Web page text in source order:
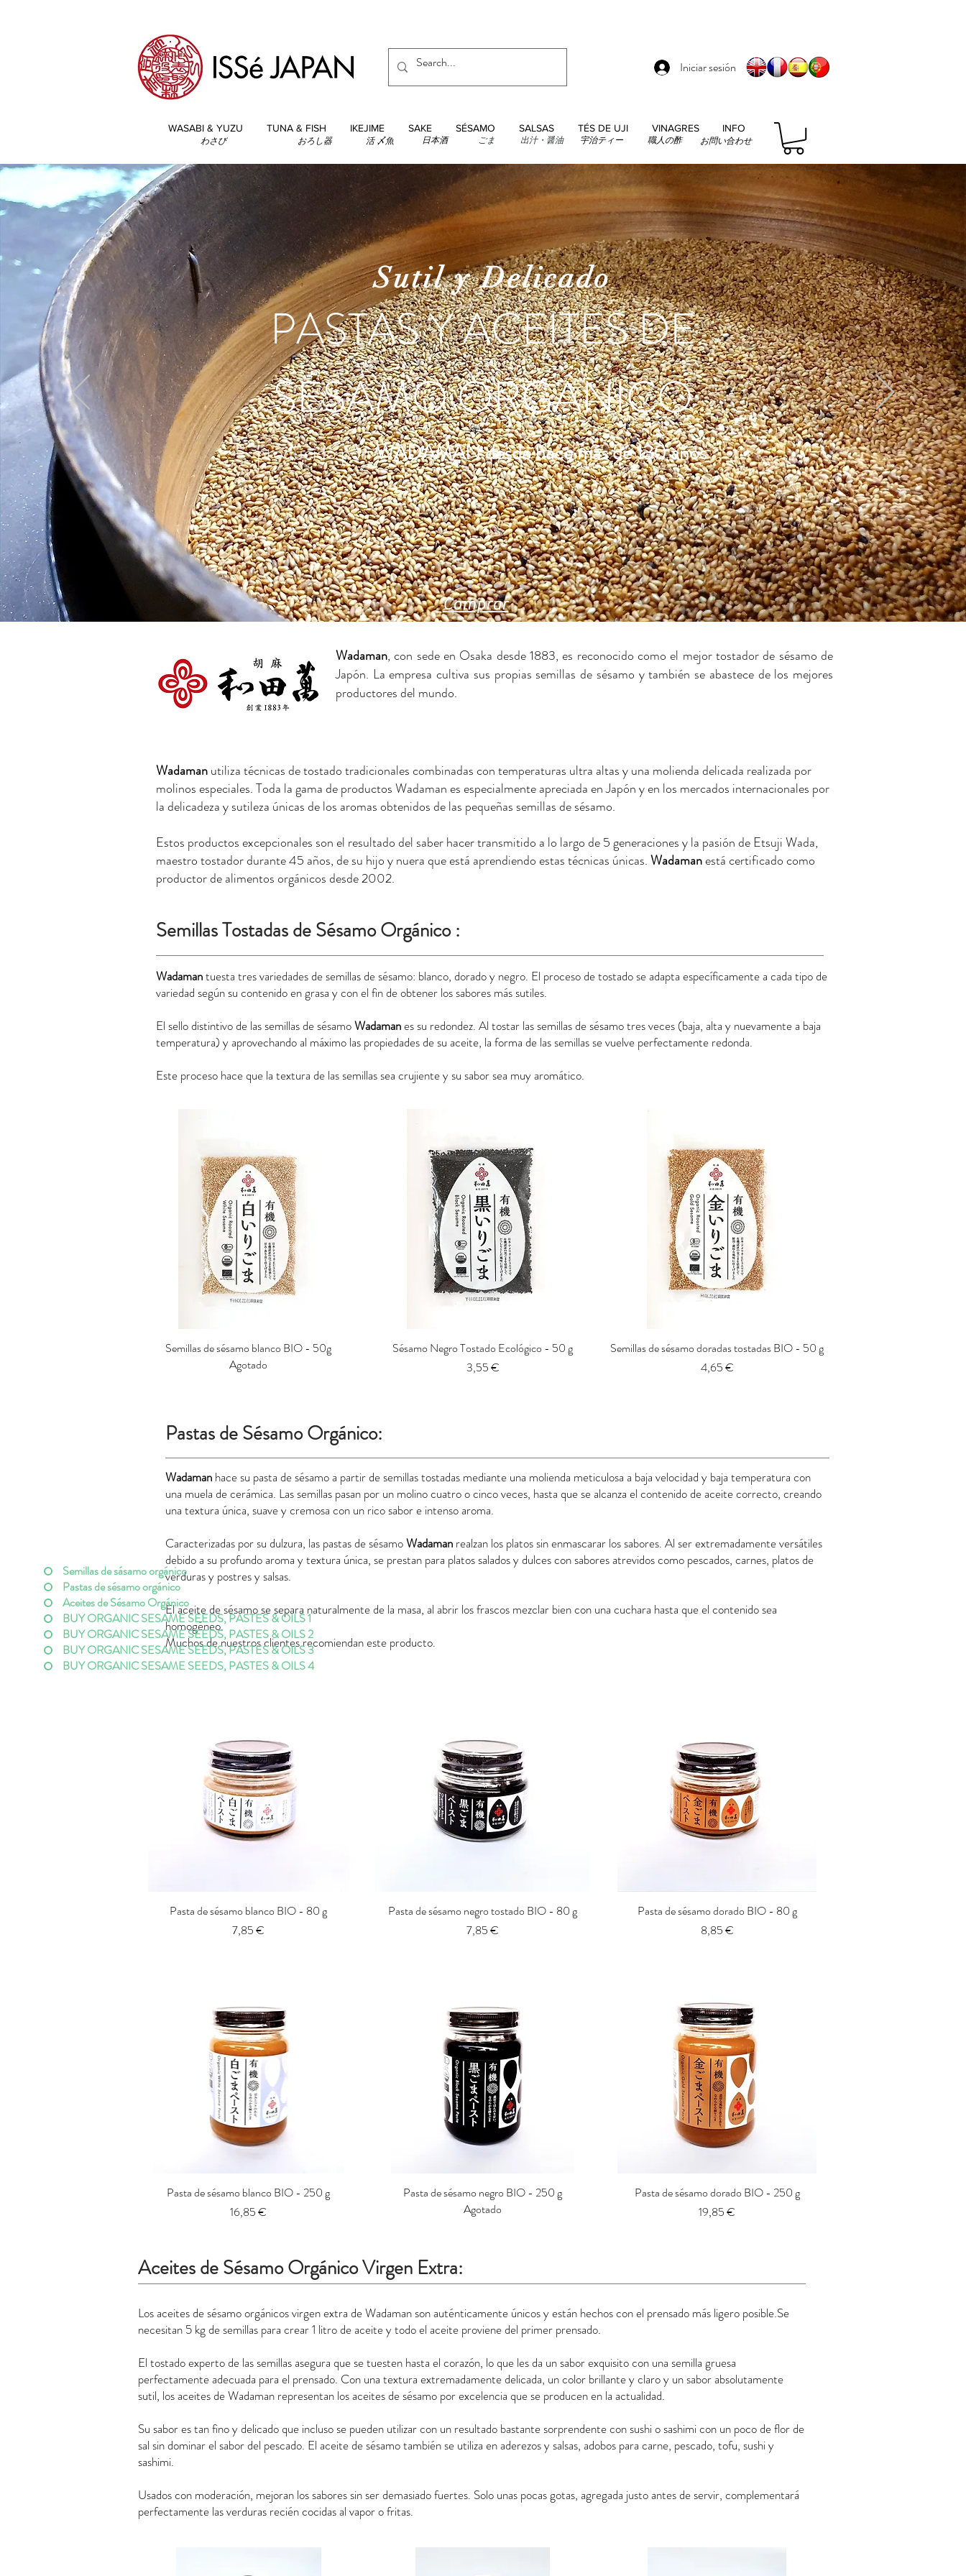
Iniciar sesión
WASABI & YUZU TUNA & FISH IKEJIME SAKE SÉSAMO SALSAS TÉS DE UJI VINAGRES INFO
日本酒 出汁・醤油
ごま 職人の酢
宇治ティー
活 〆魚
おろし器 お問い合わせ
わさび
Semillas de sásamo orgánico
Pastas de sésamo orgánico
Aceites de Sésamo Orgánico
BUY ORGANIC SESAME SEEDS, PASTES & OILS 1
BUY ORGANIC SESAME SEEDS, PASTES & OILS 2
BUY ORGANIC SESAME SEEDS, PASTES & OILS 3
BUY ORGANIC SESAME SEEDS, PASTES & OILS 4
producido porWADAMAN desde hace más de 130 años
PASTAS Y ACEITES DE
SÉSAMO ORGÁNICO
Sutil y Delicado
Comprar
Wadaman, con sede en Osaka desde 1883, es reconocido como el mejor tostador de sésamo de
Japón. La empresa cultiva sus propias semillas de sésamo y también se abastece de los mejores
productores del mundo.
Wadamanutiliza técnicas de tostado tradicionales combinadas con temperaturas ultra altas y una molienda delicada realizada por
molinos especiales. Toda la gama de productos Wadaman es especialmente apreciada en Japón y en los mercados internacionales por
la delicadeza y sutileza únicas de los aromas obtenidos de las pequeñas semillas de sésamo.
Estos productos excepcionales son el resultado del saber hacer transmitido a lo largo de 5 generaciones y la pasión de Etsuji Wada,
maestro tostador durante 45 años, de su hijo y nuera que está aprendiendo estas técnicas únicas.Wadamanestá certificado como
productor de alimentos orgánicos desde 2002.
Semillas Tostadas de Sésamo Orgánico :
Wadamantuesta tres variedades de semillas de sésamo: blanco, dorado y negro. El proceso de tostado se adapta específicamente a cada tipo de
variedad según su contenido en grasa y con el fin de obtener los sabores más sutiles.
El sello distintivo de las semillas de sésamoWadamanes su redondez. Al tostar las semillas de sésamo tres veces (baja, alta y nuevamente a baja
temperatura) y aprovechando al máximo las propiedades de su aceite, la forma de las semillas se vuelve perfectamente redonda.
Este proceso hace que la textura de las semillas sea crujiente y su sabor sea muy aromático.
Vista rápida
Semillas de sésamo blanco BIO - 50g
Agotado
Vista rápida
Sésamo Negro Tostado Ecológico - 50 g
Precio
3,55 €
Vista rápida
Semillas de sésamo doradas tostadas BIO - 50 g
Precio
4,65 €
Pastas de Sésamo Orgánico:
Wadaman hace su pasta de sésamo a partir de semillas tostadas mediante una molienda meticulosa a baja velocidad y baja temperatura con
una muela de cerámica. Las semillas pasan por un molino cuatro o cinco veces, hasta que se alcanza el contenido de aceite correcto, creando
una textura única, suave y cremosa con un rico sabor e intenso aroma.
Caracterizadas por su dulzura, las pastas de sésamoWadaman realzan los platos sin enmascarar los sabores. Al ser extremadamente versátiles
debido a su profundo aroma y textura única, se prestan para platos salados y dulces con sabores atrevidos como pescados, carnes, platos de
verduras y postres y salsas.
El aceite de sésamo se separa naturalmente de la masa, al abrir los frascos mezclar bien con una cuchara hasta que el contenido sea
homogéneo.
Muchos de nuestros clientes recomiendan este producto.
Vista rápida
Pasta de sésamo blanco BIO - 80 g
Precio
7,85 €
Vista rápida
Pasta de sésamo negro tostado BIO - 80 g
Precio
7,85 €
Vista rápida
Pasta de sésamo dorado BIO - 80 g
Precio
8,85 €
Vista rápida
Pasta de sésamo blanco BIO - 250 g
Precio
16,85 €
Vista rápida
Pasta de sésamo negro BIO - 250 g
Agotado
Vista rápida
Pasta de sésamo dorado BIO - 250 g
Precio
19,85 €
Aceites de Sésamo Orgánico Virgen Extra:
Los aceites de sésamo orgánicos virgen extra de Wadaman son auténticamente únicos y están hechos con el prensado más ligero posible.Se
necesitan 5 kg de semillas para crear 1 litro de aceite y todo el aceite proviene del primer prensado.
El tostado experto de las semillas asegura que se tuesten hasta el corazón, lo que les da un sabor exquisito con una semilla gruesa
perfectamente adecuada para el prensado. Con una textura extremadamente delicada, un color brillante y claro y un sabor absolutamente
sutil, los aceites de Wadaman representan los aceites de sésamo por excelencia que se producen en la actualidad.
Su sabor es tan fino y delicado que incluso se pueden utilizar con un resultado bastante sorprendente con sushi o sashimi con un poco de flor de
sal sin dominar el sabor del pescado. El aceite de sésamo también se utiliza en aderezos y salsas, adobos para carne, pescado, tofu, sushi y
sashimi.
Usados ​​con moderación, mejoran los sabores sin ser demasiado fuertes. Solo unas pocas gotas, agregada justo antes de servir, complementará
perfectamente las verduras recién cocidas al vapor o fritas.